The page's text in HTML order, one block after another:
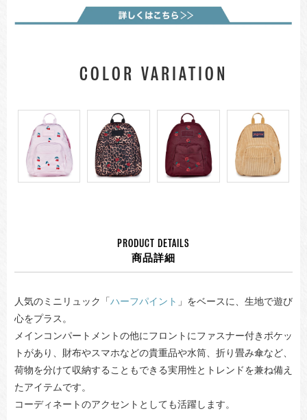
COLOR VARIATION
PRODUCT DETAILS
商品詳細
人気のミニリュック「ハーフパイント 」をベースに、生地で遊び
心をプラス。
メインコンパートメントの他にフロントにファスナー付きポケッ
トがあり、財布やスマホなどの貴重品や水筒、折り畳み傘など、
荷物を分けて収納することもできる実用性とトレンドを兼ね備え
たアイテムです。
コーディネートのアクセントとしても活躍します。